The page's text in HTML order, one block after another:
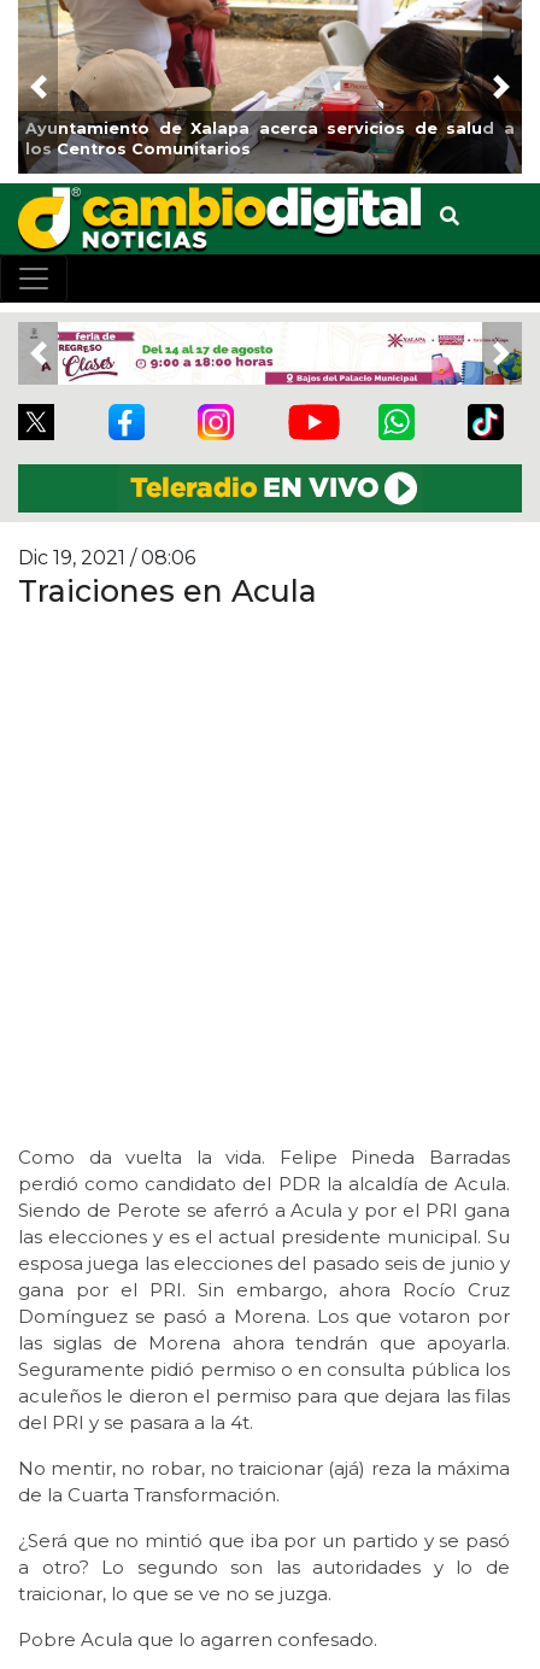
Ayuntamiento de Xalapa acerca servicios de salud a
los Centros Comunitarios
Previous
Previous
Dic 19, 2021 / 08:06
Traiciones en Acula
Como da vuelta la vida. Felipe Pineda Barradas
perdió como candidato del PDR la alcaldía de Acula.
Siendo de Perote se aferró a Acula y por el PRI gana
las elecciones y es el actual presidente municipal. Su
esposa juega las elecciones del pasado seis de junio y
gana por el PRI. Sin embargo, ahora Rocío Cruz
Domínguez se pasó a Morena. Los que votaron por
las siglas de Morena ahora tendrán que apoyarla.
Seguramente pidió permiso o en consulta pública los
aculeños le dieron el permiso para que dejara las filas
del PRI y se pasara a la 4t.
No mentir, no robar, no traicionar (ajá) reza la máxima
de la Cuarta Transformación.
¿Será que no mintió que iba por un partido y se pasó
a otro? Lo segundo son las autoridades y lo de
traicionar, lo que se ve no se juzga.
Pobre Acula que lo agarren confesado.